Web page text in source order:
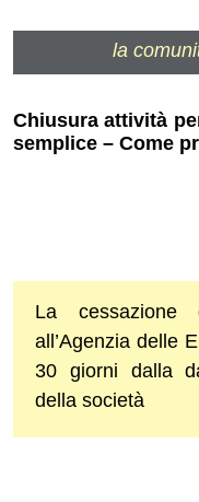
la
Chiusura attività
semplice – Come
La cessazione
all’Agenzia delle
30 giorni dalla
della società